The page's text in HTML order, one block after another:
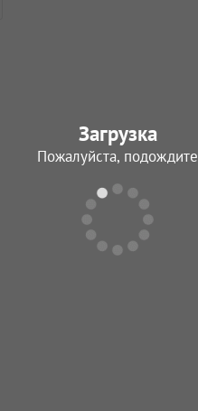
Загрузка
Пожалуйста, подождите